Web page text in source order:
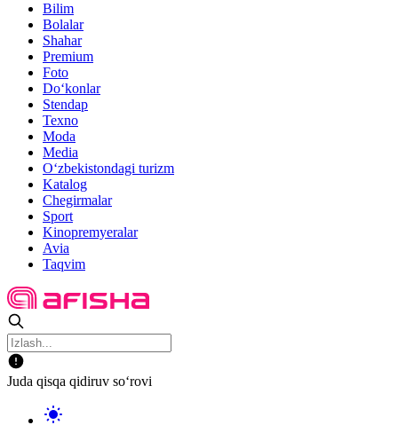
Bilim
Bolalar
Shahar
Premium
Foto
Do‘konlar
Stendap
Texno
Moda
Media
O‘zbekistondagi turizm
Katalog
Chegirmalar
Sport
Kinopremyeralar
Avia
Taqvim
Juda qisqa qidiruv so‘rovi